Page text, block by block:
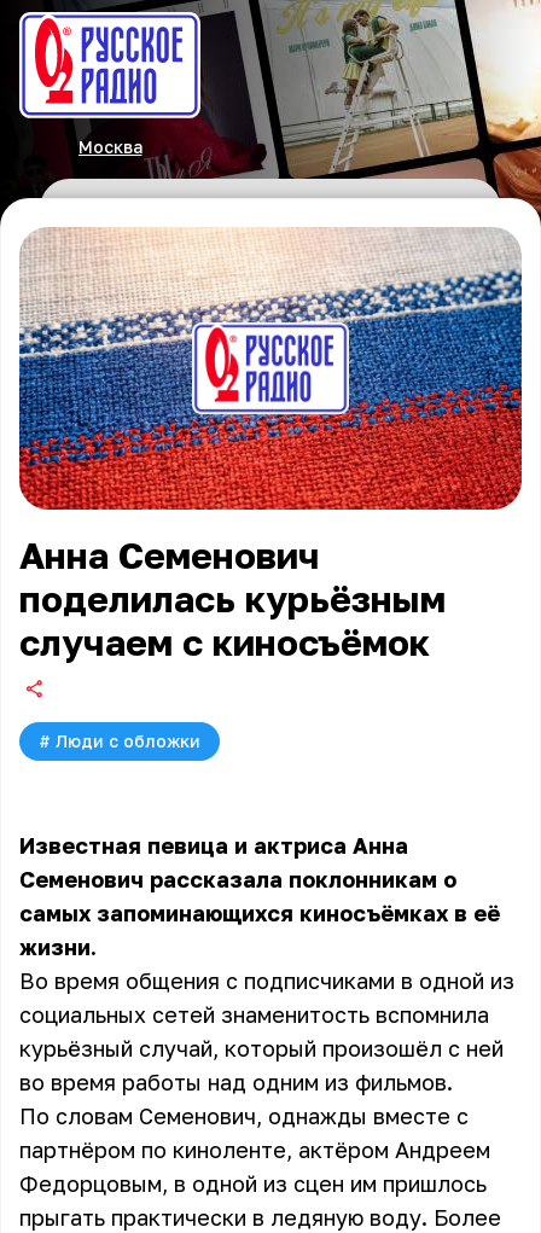
Москва
Анна Семенович
поделилась курьёзным
случаем с киносъёмок
# Люди с обложки
Известная певица и актриса Анна
Семенович рассказала поклонникам о
самых запоминающихся киносъёмках в её
жизни.
Во время общения с подписчиками в одной из
социальных сетей знаменитость вспомнила
курьёзный случай, который произошёл с ней
во время работы над одним из фильмов.
По словам Семенович, однажды вместе с
партнёром по киноленте, актёром Андреем
Федорцовым, в одной из сцен им пришлось
прыгать практически в ледяную воду. Более